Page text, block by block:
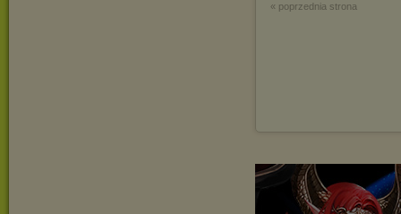
« poprzednia strona